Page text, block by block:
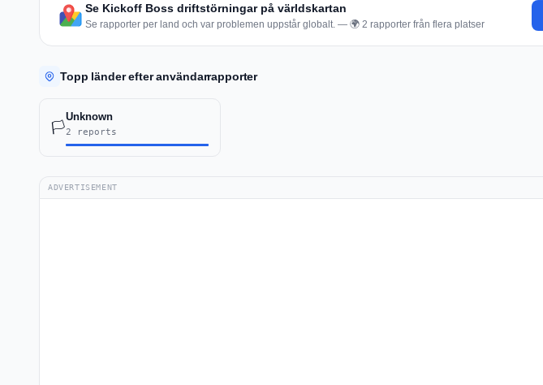
Se Kickoff Boss driftstörningar på världskartan
Se rapporter per land och var problemen uppstår globalt. — 🌍 2 rapporter från flera platser
Topp länder efter användarrapporter
🏳️
Unknown
2 reports
ADVERTISEMENT